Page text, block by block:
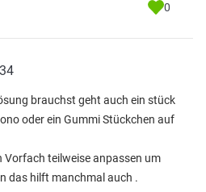
0
brauchst geht auch ein stück
oder ein Gummi Stückchen auf
Vorfach teilweise anpassen um
das hilft manchmal auch .